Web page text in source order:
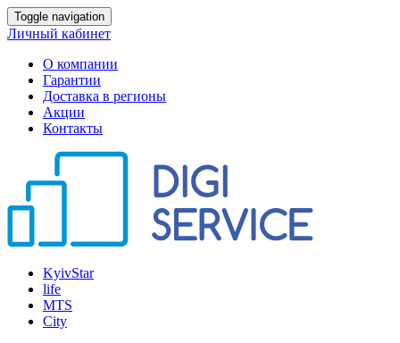
Toggle navigation
Личный кабинет
О компании
Гарантии
Доставка в регионы
Акции
Контакты
KyivStar
life
MTS
City